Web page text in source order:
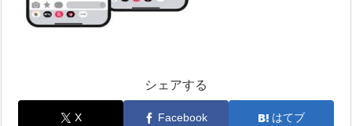
シェアする
X Facebook はてブ